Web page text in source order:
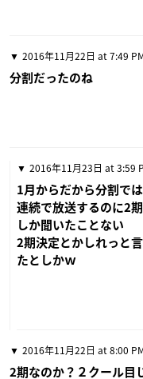
2016年11月22日 at 7:49
分割だったのね
2016年11月23日 at 3:59
1月からだから分割で
連続で放送するのに2
しか聞いたことない
2期決定とかしれっと
たとしかｗ
2016年11月22日 at 8:00
2期なのか？２クール目